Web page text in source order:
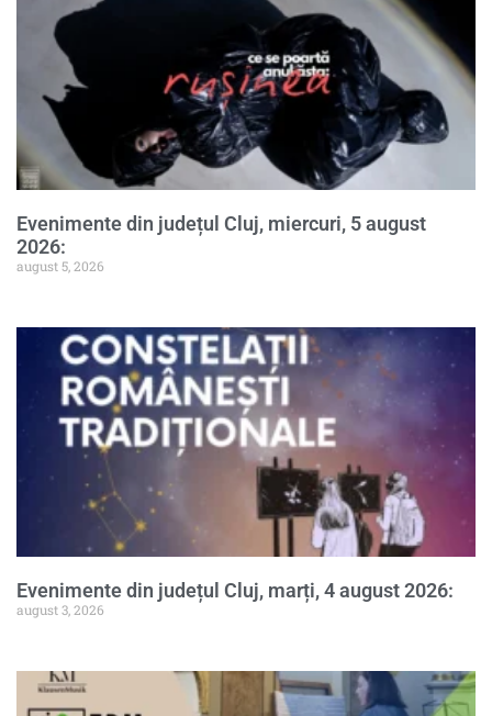
Evenimente din județul Cluj, miercuri, 5 august
2026:
august 5, 2026
Evenimente din județul Cluj, marți, 4 august 2026:
august 3, 2026